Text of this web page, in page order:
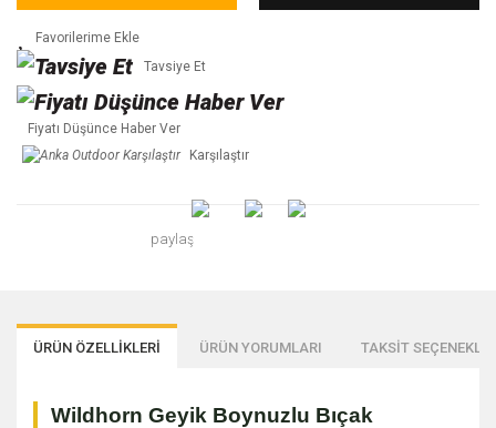
Tavsiye Et
Fiyatı Düşünce Haber Ver
Karşılaştır
paylaş
ÜRÜN ÖZELLİKLERİ ÜRÜN YORUMLARI TAKSİT
Wildhorn Geyik Boynuzlu Bıçak